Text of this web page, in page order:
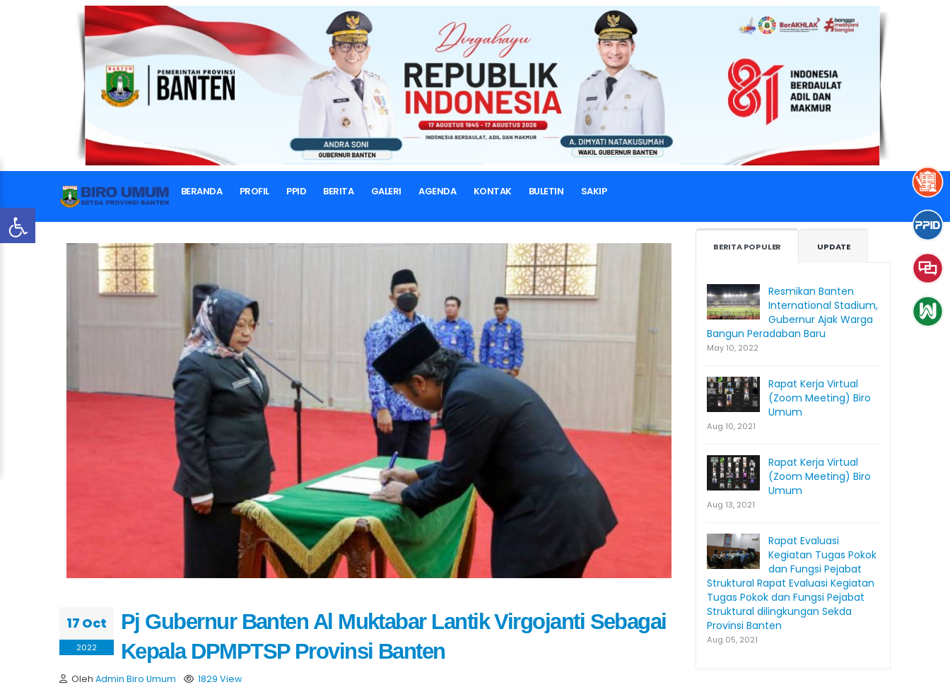
BERANDA PROFIL PPID BERITA GALERI AGENDA KONTAK BULETIN SAKIP
Berita
BERANDA BERITA & ARTIKEL
17 Oct
2022
Pj Gubernur Banten Al Muktabar Lantik Virgojanti Sebagai
Kepala DPMPTSP Provinsi Banten
Oleh Admin Biro Umum 1829 View
BERITA POPULER UPDATE
Resmikan Banten
International Stadium,
Gubernur Ajak Warga
Bangun Peradaban Baru
May 10, 2022
Rapat Kerja Virtual
(Zoom Meeting) Biro
Umum
Aug 10, 2021
Rapat Kerja Virtual
(Zoom Meeting) Biro
Umum
Aug 13, 2021
Rapat Evaluasi
Kegiatan Tugas Pokok
dan Fungsi Pejabat
Struktural Rapat Evaluasi Kegiatan
Tugas Pokok dan Fungsi Pejabat
Struktural dilingkungan Sekda
Provinsi Banten
Aug 05, 2021